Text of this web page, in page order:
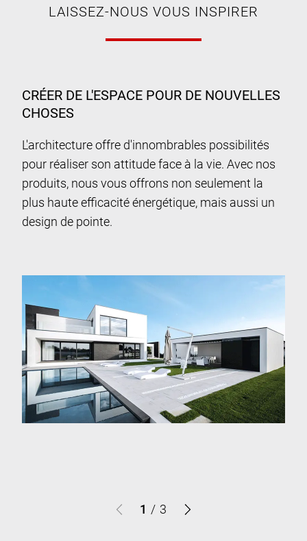
LAISSEZ-NOUS VOUS INSPIRER
CRÉER DE L'ESPACE POUR DE NOUVELLES
CHOSES
L'architecture offre d'innombrables possibilités
pour réaliser son attitude face à la vie. Avec nos
produits, nous vous offrons non seulement la
plus haute efficacité énergétique, mais aussi un
design de pointe.
1 / 3